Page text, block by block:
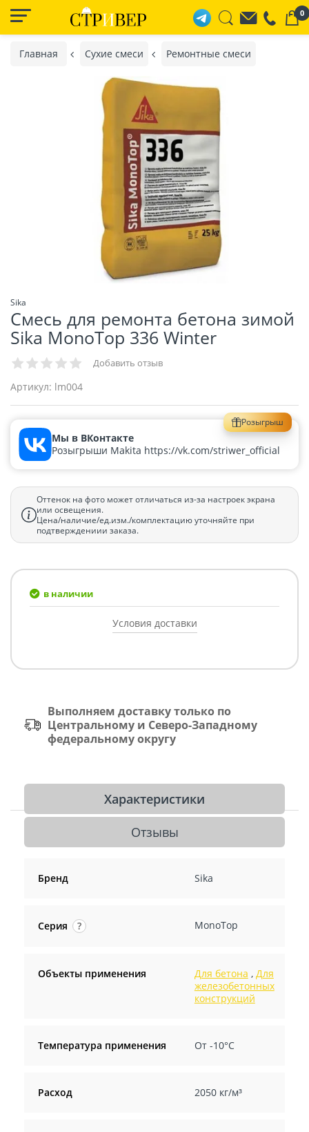
0
Главная Сухие смеси Ремонтные смеси
Sika
Смесь для ремонта бетона зимой
Sika MonoTop 336 Winter
Добавить отзыв
Артикул: lm004
Розыгрыш
Мы в ВКонтакте
Розыгрыши Makita https://vk.com/striwer_official
Оттенок на фото может отличаться из-за настроек экрана
или освещения.
Цена/наличие/ед.изм./комплектацию уточняйте при
подтверждениии заказа.
в наличии
Условия доставки
Выполняем доставку только по
Центральному и Северо-Западному
федеральному округу
Характеристики
Отзывы
Бренд Sika
Серия ? MonoTop
Объекты применения Для бетона , Для
железобетонных
конструкций
Температура применения От -10°С
Расход 2050 кг/м³